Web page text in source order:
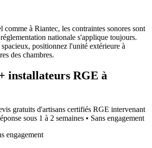
comme à Riantec, les contraintes sonores sont
nationale s'applique toujours.
positionnez l'unité extérieure à
des chambres.
installateurs RGE à
gratuits d'artisans certifiés RGE intervenant
sous 1 à 2 semaines • Sans engagement
engagement